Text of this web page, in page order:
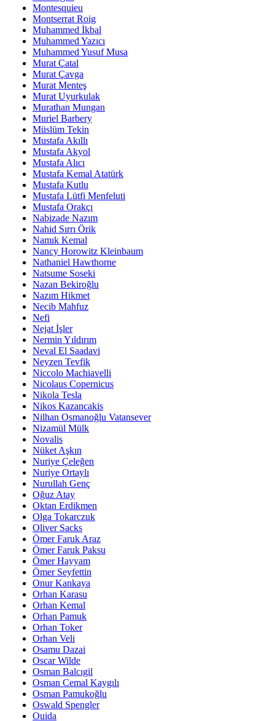
Montesquieu
Montserrat Roig
Muhammed İkbal
Muhammed Yazıcı
Muhammed Yusuf Musa
Murat Çatal
Murat Çavga
Murat Menteş
Murat Uyurkulak
Murathan Mungan
Muriel Barbery
Müslüm Tekin
Mustafa Akıllı
Mustafa Akyol
Mustafa Alıcı
Mustafa Kemal Atatürk
Mustafa Kutlu
Mustafa Lütfi Menfeluti
Mustafa Orakçı
Nabizade Nazım
Nahid Sırrı Örik
Namık Kemal
Nancy Horowitz Kleinbaum
Nathaniel Hawthorne
Natsume Soseki
Nazan Bekiroğlu
Nazım Hikmet
Necib Mahfuz
Nefi
Nejat İşler
Nermin Yıldırım
Neval El Saadavi
Neyzen Tevfik
Niccolo Machiavelli
Nicolaus Copernicus
Nikola Tesla
Nikos Kazancakis
Nilhan Osmanoğlu Vatansever
Nizamül Mülk
Novalis
Nüket Aşkın
Nuriye Çeleğen
Nuriye Ortaylı
Nurullah Genç
Oğuz Atay
Oktan Erdikmen
Olga Tokarczuk
Oliver Sacks
Ömer Faruk Araz
Ömer Faruk Paksu
Ömer Hayyam
Ömer Seyfettin
Onur Kankaya
Orhan Karasu
Orhan Kemal
Orhan Pamuk
Orhan Toker
Orhan Veli
Osamu Dazai
Oscar Wilde
Osman Balcıgil
Osman Cemal Kaygılı
Osman Pamukoğlu
Oswald Spengler
Ouida